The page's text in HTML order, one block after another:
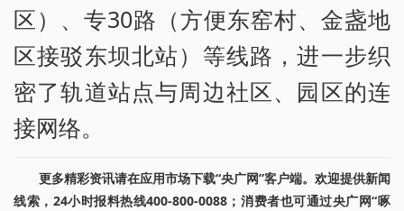
区）、专30路（方便东窑村、金盏地
区接驳东坝北站）等线路，进一步织
密了轨道站点与周边社区、园区的连
接网络。
更多精彩资讯请在应用市场下载“央广网”客户端。欢迎提供新闻
线索，24小时报料热线400-800-0088；消费者也可通过央广网“啄